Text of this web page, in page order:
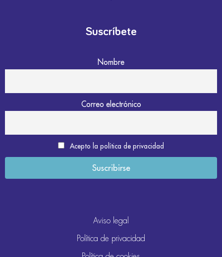
Suscríbete
Nombre
Correo electrónico
Acepto la política de privacidad
Aviso legal
Política de privacidad